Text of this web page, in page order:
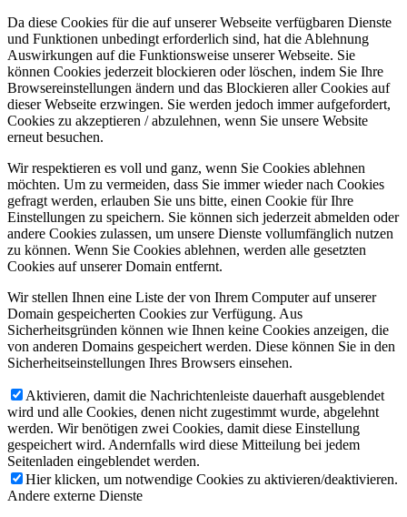
Da diese Cookies für die auf unserer Webseite verfügbaren Dienste
und Funktionen unbedingt erforderlich sind, hat die Ablehnung
Auswirkungen auf die Funktionsweise unserer Webseite. Sie
können Cookies jederzeit blockieren oder löschen, indem Sie Ihre
Browsereinstellungen ändern und das Blockieren aller Cookies auf
dieser Webseite erzwingen. Sie werden jedoch immer aufgefordert,
Cookies zu akzeptieren / abzulehnen, wenn Sie unsere Website
erneut besuchen.
Wir respektieren es voll und ganz, wenn Sie Cookies ablehnen
möchten. Um zu vermeiden, dass Sie immer wieder nach Cookies
gefragt werden, erlauben Sie uns bitte, einen Cookie für Ihre
Einstellungen zu speichern. Sie können sich jederzeit abmelden oder
andere Cookies zulassen, um unsere Dienste vollumfänglich nutzen
zu können. Wenn Sie Cookies ablehnen, werden alle gesetzten
Cookies auf unserer Domain entfernt.
Wir stellen Ihnen eine Liste der von Ihrem Computer auf unserer
Domain gespeicherten Cookies zur Verfügung. Aus
Sicherheitsgründen können wie Ihnen keine Cookies anzeigen, die
von anderen Domains gespeichert werden. Diese können Sie in den
Sicherheitseinstellungen Ihres Browsers einsehen.
Aktivieren, damit die Nachrichtenleiste dauerhaft ausgeblendet
wird und alle Cookies, denen nicht zugestimmt wurde, abgelehnt
werden. Wir benötigen zwei Cookies, damit diese Einstellung
gespeichert wird. Andernfalls wird diese Mitteilung bei jedem
Seitenladen eingeblendet werden.
Hier klicken, um notwendige Cookies zu aktivieren/deaktivieren.
Andere externe Dienste